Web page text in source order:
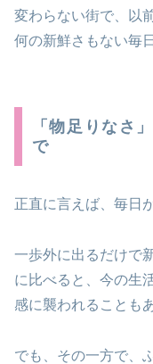
変わらない街で、以
何の新鮮さもない毎
「物足りなさ
で
正直に言えば、毎日
一歩外に出るだけで
に比べると、今の生
感に襲われることも
でも、その一方で、